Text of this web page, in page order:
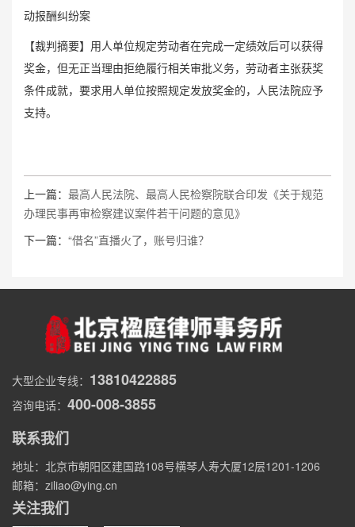
动报酬纠纷案
【裁判摘要】用人单位规定劳动者在完成一定绩效后可以获得
奖金，但无正当理由拒绝履行相关审批义务，劳动者主张获奖
条件成就，要求用人单位按照规定发放奖金的，人民法院应予
支持。
上一篇： 最高人民法院、最高人民检察院联合印发《关于规范
办理民事再审检察建议案件若干问题的意见》
下一篇： “借名”直播火了，账号归谁？
大型企业专线： 13810422885
咨询电话： 400-008-3855
联系我们
地址：北京市朝阳区建国路108号横琴人寿大厦12层1201-1206
邮箱：ziliao@ying.cn
关注我们